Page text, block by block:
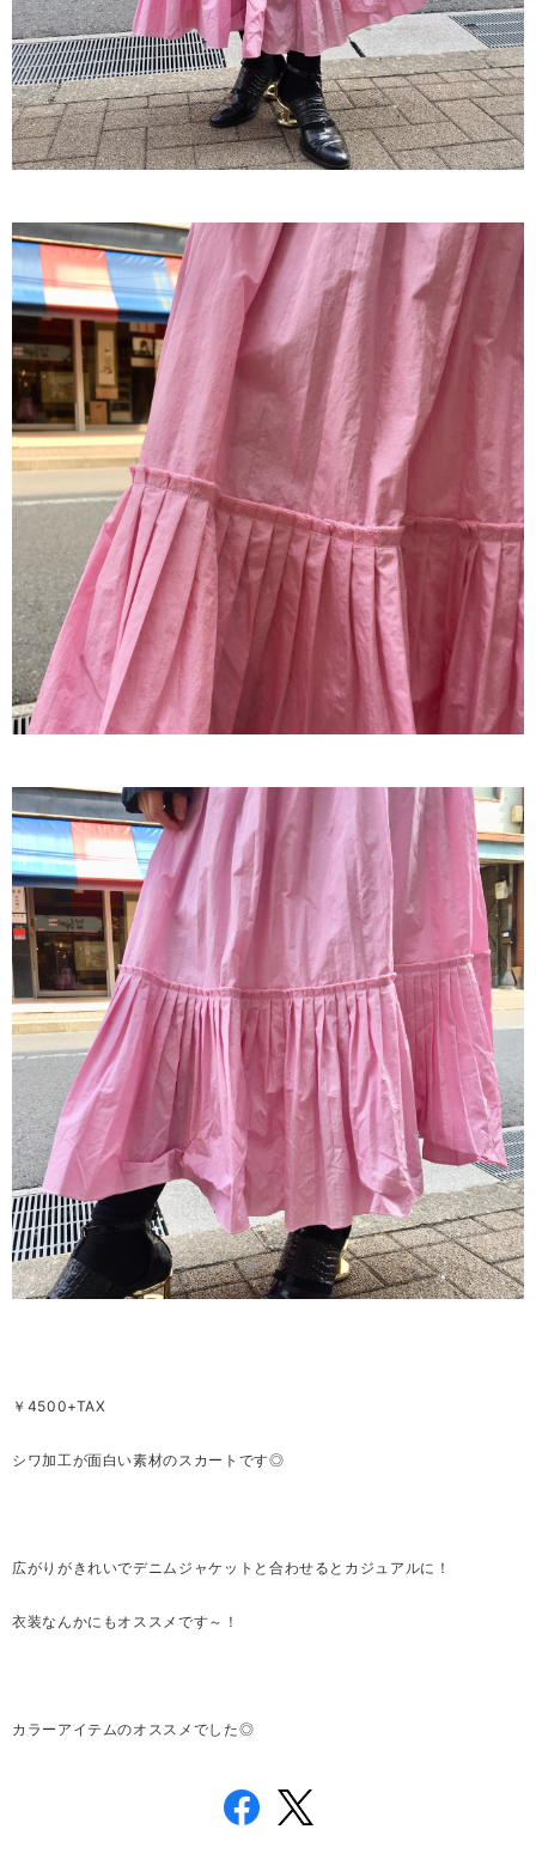
￥4500+TAX
シワ加工が面白い素材のスカートです◎
広がりがきれいでデニムジャケットと合わせるとカジュアルに！
衣装なんかにもオススメです～！
カラーアイテムのオススメでした◎